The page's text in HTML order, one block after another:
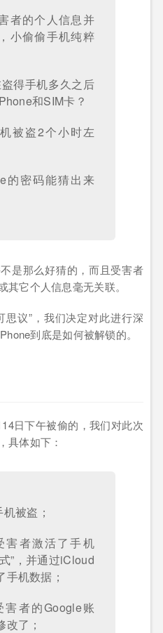
者的个人信息并
小偷偷手机纯粹
得手机多久之后
和SIM卡？
被盗2个小时左
的密码能猜出来
是那么好猜的，而且受害者
它个人信息毫无关联。
思议”，我们决定对此进行深
到底是如何被解锁的。
日下午被偷的，我们对此次
具体如下：
被盗；
害者激活了手机
”，并通过iCloud
手机数据；
害者的Google账
改了；